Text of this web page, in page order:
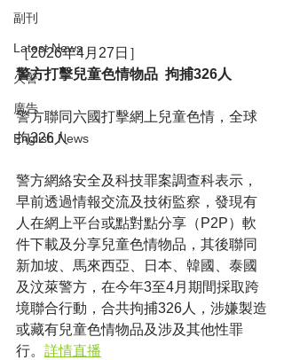
副刊
Latest News
火警
廣告
English News
［2026年4月27日］
警方打擊兒童色情物品  拘捕326人
警方聯同六國打擊網上兒童色情，全球
拘326人
警方網絡安全及科技罪案調查科表示，
早前透過情報交流及技術監察，發現有
人在網上平台或點對點分享（P2P）軟
件下載及分享兒童色情物品，其後聯同
新加坡、馬來西亞、日本、韓國、泰國
及汶萊警方，在今年3至4月期間採取跨
境聯合行動，合共拘捕326人，涉嫌製造
或藏有兒童色情物品及涉及其他性罪
行。 詳情直播